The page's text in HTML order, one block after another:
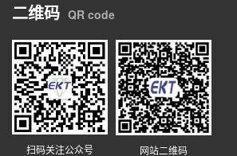
二维码 QR code
扫码关注公众号 网站二维码